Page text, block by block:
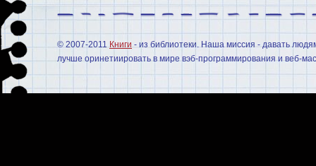
© 2007-2011 Книги - из библиотеки. Наша миссия - давать
лучше оринетиировать в мире вэб-программирования и веб-